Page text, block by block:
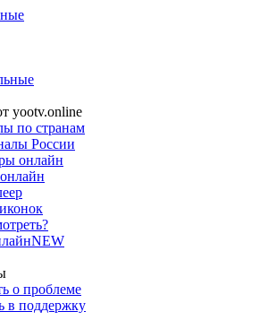
yootv.online
по странам
России
онлайн
NEW
о проблеме
в поддержку